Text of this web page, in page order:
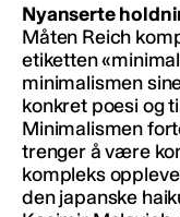
Nyanserte
Måten Reich
etiketten
minimalismen
konkret poesi og
Minimalismen
trenger å være
kompleks
den japanske